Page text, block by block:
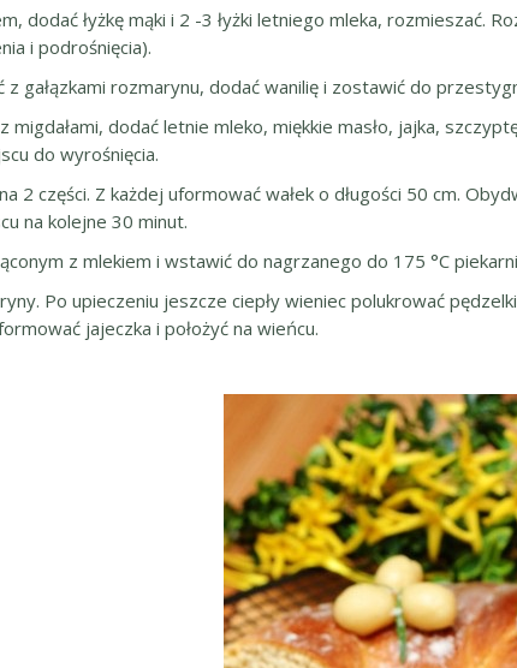
dodać łyżkę mąki i 2 -3 łyżki letniego mleka, rozmieszać.
i podrośnięcia).
gałązkami rozmarynu, dodać wanilię i zostawić do
migdałami, dodać letnie mleko, miękkie masło, jajka,
do wyrośnięcia.
2 części. Z każdej uformować wałek o długości 50 cm.
na kolejne 30 minut.
z mlekiem i wstawić do nagrzanego do 175 °C
Po upieczeniu jeszcze ciepły wieniec polukrować
jajeczka i położyć na wieńcu.